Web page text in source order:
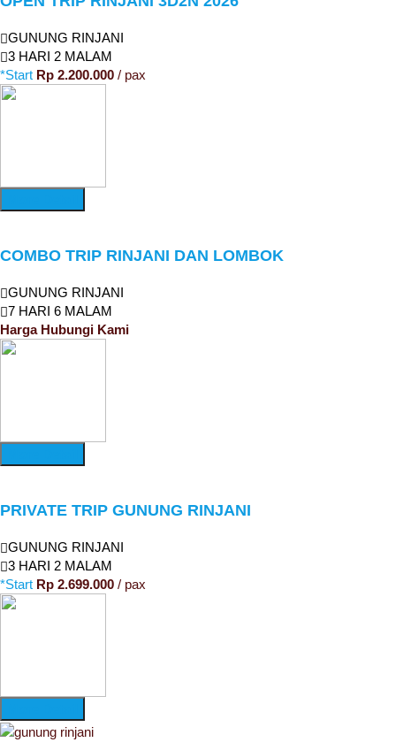
GUNUNG RINJANI
3 HARI 2 MALAM
*Start Rp 2.200.000 / pax
COMBO TRIP RINJANI DAN LOMBOK
GUNUNG RINJANI
7 HARI 6 MALAM
Harga Hubungi Kami
PRIVATE TRIP GUNUNG RINJANI
GUNUNG RINJANI
3 HARI 2 MALAM
*Start Rp 2.699.000 / pax